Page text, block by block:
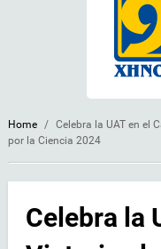
Home / Celebra la UAT en el
por la Ciencia 2024
Celebra la